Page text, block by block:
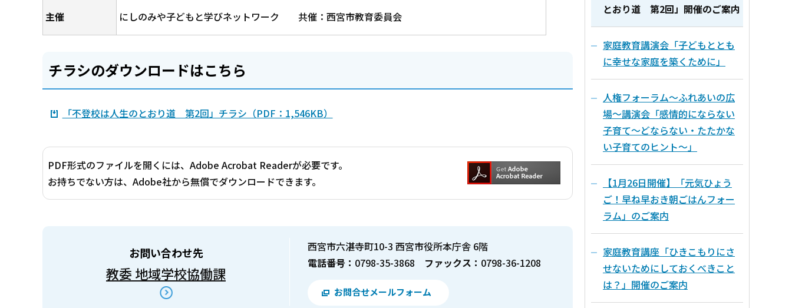
主催 にしのみや子どもと学びネットワーク 共催：西宮市教育委員会
チラシのダウンロードはこちら
「不登校は人生のとおり道 第2回」チラシ（PDF：1,546KB）
PDF形式のファイルを開くには、Adobe Acrobat Readerが必要です。
お持ちでない方は、Adobe社から無償でダウンロードできます。
お問い合わせ先
教委 地域学校協働課
西宮市六湛寺町10-3 西宮市役所本庁舎 6階
電話番号： 0798-35-3868 ファックス： 0798-36-1208
お問合せメールフォーム
とおり道 第2回」開催のご案内
家庭教育講演会「子どもととも
に幸せな家庭を築くために」
人権フォーラム～ふれあいの広
場～講演会「感情的にならない
子育て～どならない・たたかな
い子育てのヒント～」
【1月26日開催】「元気ひょう
ご！早ね早おき朝ごはんフォー
ラム」のご案内
家庭教育講座「ひきこもりにさ
せないためにしておくべきこと
は？」開催のご案内